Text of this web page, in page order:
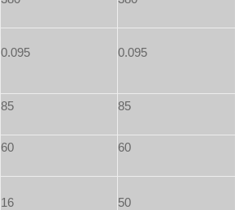
0.095 0.095
85 85
60 60
16 50